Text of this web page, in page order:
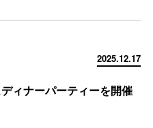
2025.12.17
ィナーパーティーを開催